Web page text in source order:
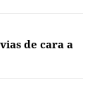
de cara a